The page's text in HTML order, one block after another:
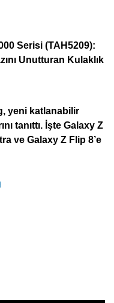
Serisi (TAH5209):
Unutturan Kulaklık
yeni katlanabilir
tanıttı. İşte Galaxy Z
ve Galaxy Z Flip 8’e